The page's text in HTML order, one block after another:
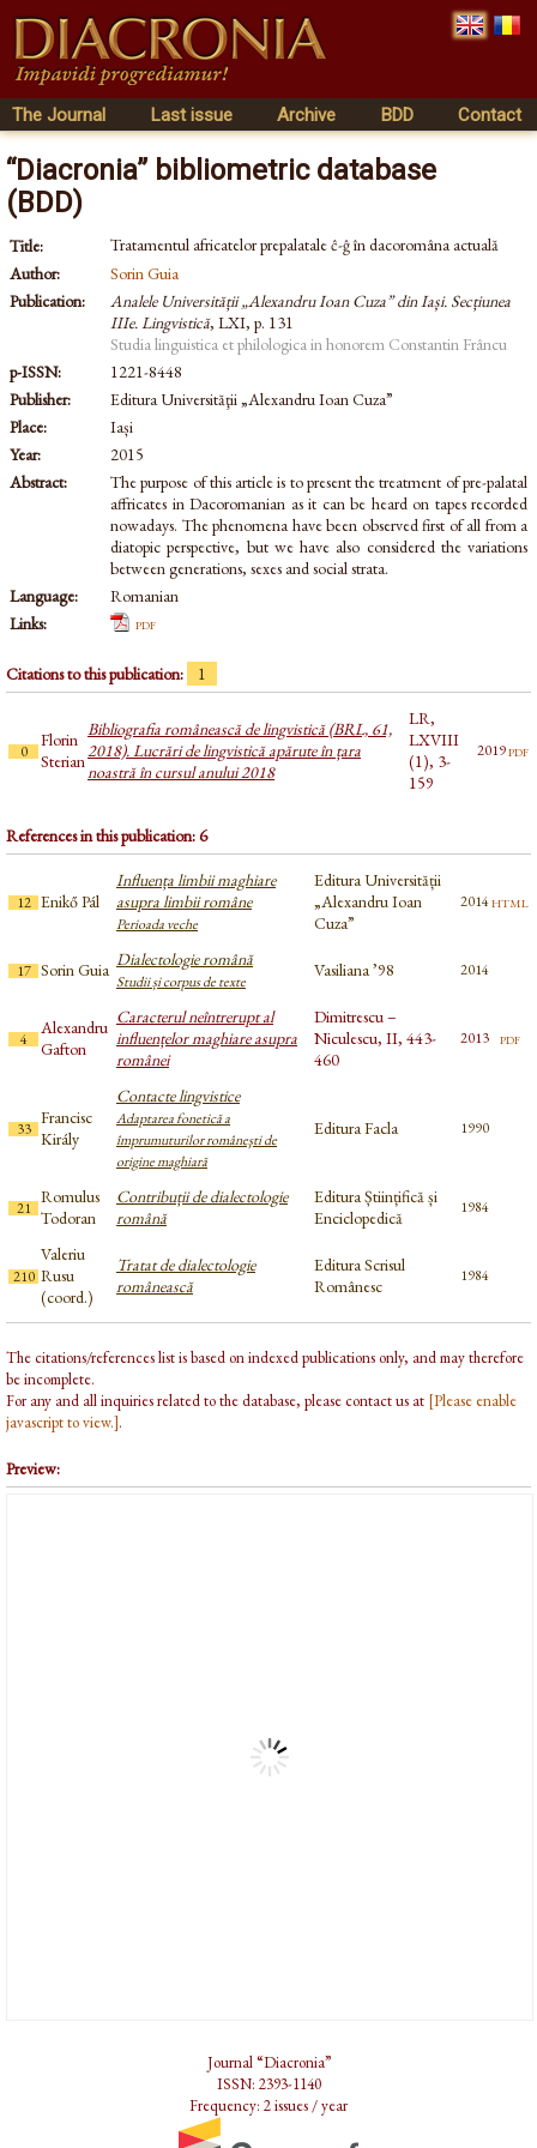
The Journal Last issue Archive BDD Contact
“Diacronia” bibliometric database
(BDD)
Title:
Tratamentul africatelor prepalatale ĉ-ĝ în dacoromâna actuală
Author:
Sorin Guia
Publication:
Analele Universității „Alexandru Ioan Cuza” din Iași. Secțiunea
IIIe. Lingvistică, LXI, p. 131
Studia linguistica et philologica in honorem Constantin Frâncu
p-ISSN:
1221-8448
Publisher:
Editura Universităţii „Alexandru Ioan Cuza”
Place:
Iași
Year:
2015
Abstract:
The purpose of this article is to present the treatment of pre-palatal
affricates in Dacoromanian as it can be heard on tapes recorded
nowadays. The phenomena have been observed first of all from a
diatopic perspective, but we have also considered the variations
between generations, sexes and social strata.
Language:
Romanian
Links:
pdf
Citations to this publication: 1
0
Florin
Sterian
Bibliografia românească de lingvistică (BRL, 61,
2018). Lucrări de lingvistică apărute în țara
noastră în cursul anului 2018
LR,
LXVIII
(1), 3-
159
2019pdf
References in this publication: 6
12 Enikő Pál
Influența limbii maghiare
asupra limbii române
Perioada veche
Editura Universității
„Alexandru Ioan
Cuza”
2014html
17 Sorin Guia Dialectologie română
Studii și corpus de texte
Vasiliana ’98 2014
4
Alexandru
Gafton
Caracterul neîntrerupt al
influențelor maghiare asupra
românei
Dimitrescu –
Niculescu, II, 443-
460
2013 pdf
33
Francisc
Király
Contacte lingvistice
Adaptarea fonetică a
împrumuturilor româneşti de
origine maghiară
Editura Facla 1990
21
Romulus
Todoran
Contribuții de dialectologie
română
Editura Științifică și
Enciclopedică
1984
210
Valeriu
Rusu
(coord.)
Tratat de dialectologie
românească
Editura Scrisul
Românesc
1984
The citations/references list is based on indexed publications only, and may therefore
be incomplete.
For any and all inquiries related to the database, please contact us at [Please enable
javascript to view.].
Preview:
Journal “Diacronia”
ISSN: 2393-1140
Frequency: 2 issues / year